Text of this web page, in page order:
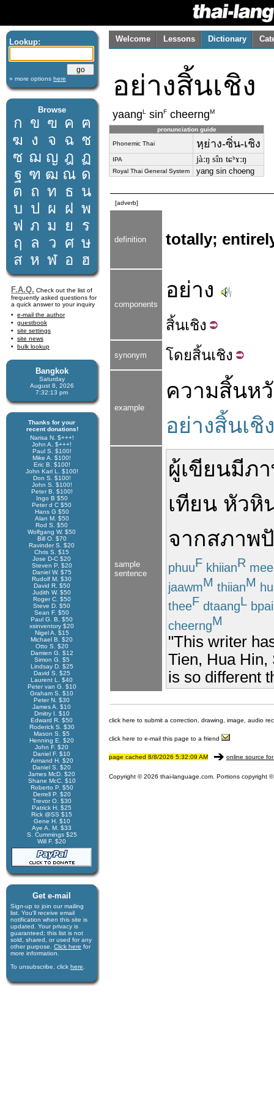
Lookup:
» more options here
Browse
ก ข ฃ ค ฅ
ฆ ง จ ฉ ช
ซ ฌ ญ ฎ ฏ
ฐ ฑ ฒ ณ ด
ต ถ ท ธ น
บ ป ผ ฝ พ
ฟ ภ ม ย
ร
ฤ
ล ว ศ ษ
ส ห ฬ อ ฮ
F.A.Q. Check out the list of
frequently asked questions for
a quick answer to your inquiry
e-mail the author
guestbook
site settings
site news
bulk lookup
Bangkok
Saturday
August 8, 2026
7:32:14 pm
Thanks for your
recent donations!
Narisa N. $+++!
John A. $+++!
Paul S. $100!
Mike A. $100!
Eric B. $100!
John Karl L. $100!
Don S. $100!
John S. $100!
Peter B. $100!
Ingo B $50
Peter d C $50
Hans G $50
Alan M. $50
Rod S. $50
Wolfgang W. $50
Bill O. $70
Ravinder S. $20
Chris S. $15
Jose D-C $20
Steven P. $20
Daniel W. $75
Rudolf M. $30
David R. $50
Judith W. $50
Roger C. $50
Steve D. $50
Sean F. $50
Paul G. B. $50
xsinventory $20
Nigel A. $15
Michael B. $20
Otto S. $20
Damien G. $12
Simon G. $5
Lindsay D. $25
David S. $25
Laurent L. $40
Peter van G. $10
Graham S. $10
Peter N. $30
James A. $10
Dmitry I. $10
Edward R. $50
Roderick S. $30
Mason S. $5
Henning E. $20
John F. $20
Daniel F. $10
Armand H. $20
Daniel S. $20
James McD. $20
Shane McC. $10
Roberto P. $50
Derrell P. $20
Trevor O. $30
Patrick H. $25
Rick @SS $15
Gene H. $10
Aye A. M. $33
S. Cummings $25
Will F. $20
Get e-mail
Sign-up to join our mail­ing
list. You'll receive e­mail
notification when this site is
updated. Your privacy is
guaran­teed; this list is not
sold, shared, or used for any
other purpose. Click here for
more infor­mation.
To unsubscribe, click here
Welcome Lessons Dictionary
อย่างสิ้นเชิง
yaangL sinF cheerngM
pronunciation guide
Phonemic Thai หฺย่าง-ซิ่น-เชิง
IPA jàːŋ sîn tɕʰɤːŋ
Royal Thai General System yang sin choeng
[adverb]
definition totally;
components
อย่าง
สิ้นเชิง
synonym โดยสิ้นเชิง
example
ความสิ้นห
อย่างสิ้นเชิง
sample
sentence
ผู้เขียนมีภ
เทียน หัวหิ
จากสภาพ
phuuF khiianR mee
jaawmM thiianM
theeF dtaangL bpai
cheerngM
"This writer
Tien, Hua Hin,
is so different
click here to submit a correction, drawing, image, audio
click here to e-mail this page to a friend
page cached 8/8/2026 5:32:09 AM online source
Copyright © 2026 thai-language.com. Portions copyright